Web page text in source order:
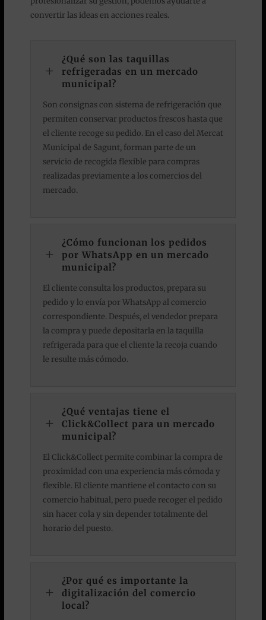
convertir las ideas en acciones reales.
L
¿Qué son las taquillas
refrigeradas en un mercado
municipal?
Son consignas con sistema de refrigeración que
permiten conservar productos frescos hasta que
el cliente recoge su pedido. En el caso del Mercat
Municipal de Sagunt, forman parte de un
servicio de recogida flexible para compras
realizadas previamente a los comercios del
mercado.
L
¿Cómo funcionan los pedidos
por WhatsApp en un mercado
municipal?
El cliente consulta los productos, prepara su
pedido y lo envía por WhatsApp al comercio
correspondiente. Después, el vendedor prepara
la compra y puede depositarla en la taquilla
refrigerada para que el cliente la recoja cuando
le resulte más cómodo.
L
¿Qué ventajas tiene el
Click&Collect para un mercado
municipal?
El Click&Collect permite combinar la compra de
proximidad con una experiencia más cómoda y
flexible. El cliente mantiene el contacto con su
comercio habitual, pero puede recoger el pedido
sin hacer cola y sin depender totalmente del
horario del puesto.
L
¿Por qué es importante la
digitalización del comercio
local?